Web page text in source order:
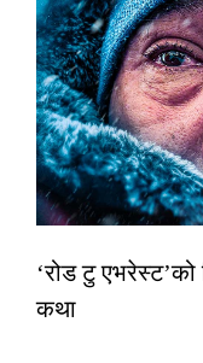
‘रोड टु एभरेस्ट’को
कथा